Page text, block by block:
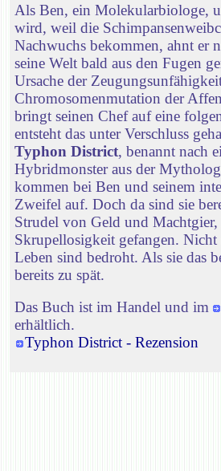
Als Ben, ein Molekularbiologe,
wird, weil die
Nachwuchs bekommen, ahnt er
seine Welt bald aus den Fugen
Ursache der
Chromosomenmutation der
bringt seinen Chef auf eine
entsteht das unter Verschluss
Typhon District, benannt nach
Hybridmonster aus der
kommen bei Ben und seinem
Zweifel auf. Doch da sind sie
Strudel von Geld und
Skrupellosigkeit gefangen. Nicht
Leben sind bedroht. Als sie das
bereits zu spät.
Das Buch ist im Handel und im
erhältlich.
Typhon District - Rezension